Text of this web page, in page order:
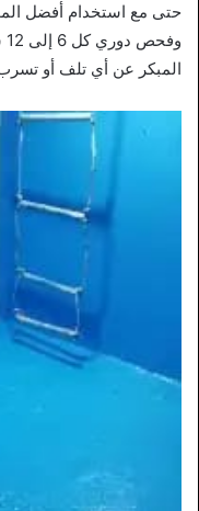
حتى مع استخدام أفضل
المبكر عن أي تلف أو